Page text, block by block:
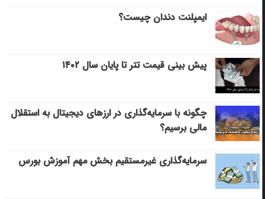
ایمپلنت دندان چیست؟
پیش بینی قیمت تتر تا پایان سال ۱۴۰۲
چگونه با سرمایه‌گذاری در ارزهای دیجیتال به استقلال
مالی برسیم؟
سرمایه‌گذاری غیرمستقیم بخش مهم آموزش بورس